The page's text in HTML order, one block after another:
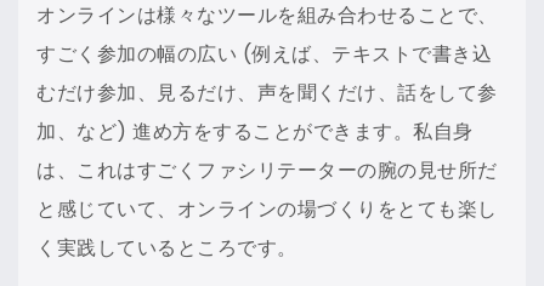
オンラインは様々なツールを組み合わせることで、
すごく参加の幅の広い (例えば、テキストで書き込
むだけ参加、見るだけ、声を聞くだけ、話をして参
加、など) 進め方をすることができます。私自身
は、これはすごくファシリテーターの腕の見せ所だ
と感じていて、オンラインの場づくりをとても楽し
く実践しているところです。